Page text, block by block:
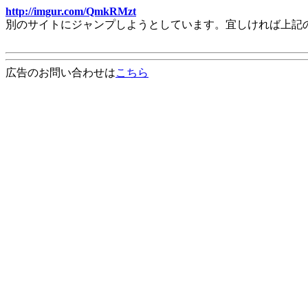
http://imgur.com/QmkRMzt
別のサイトにジャンプしようとしています。宜しければ上
広告のお問い合わせはこちら